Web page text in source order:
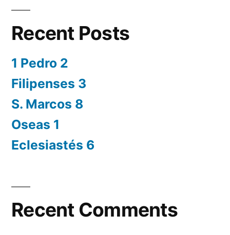
Recent Posts
1 Pedro 2
Filipenses 3
S. Marcos 8
Oseas 1
Eclesiastés 6
Recent Comments